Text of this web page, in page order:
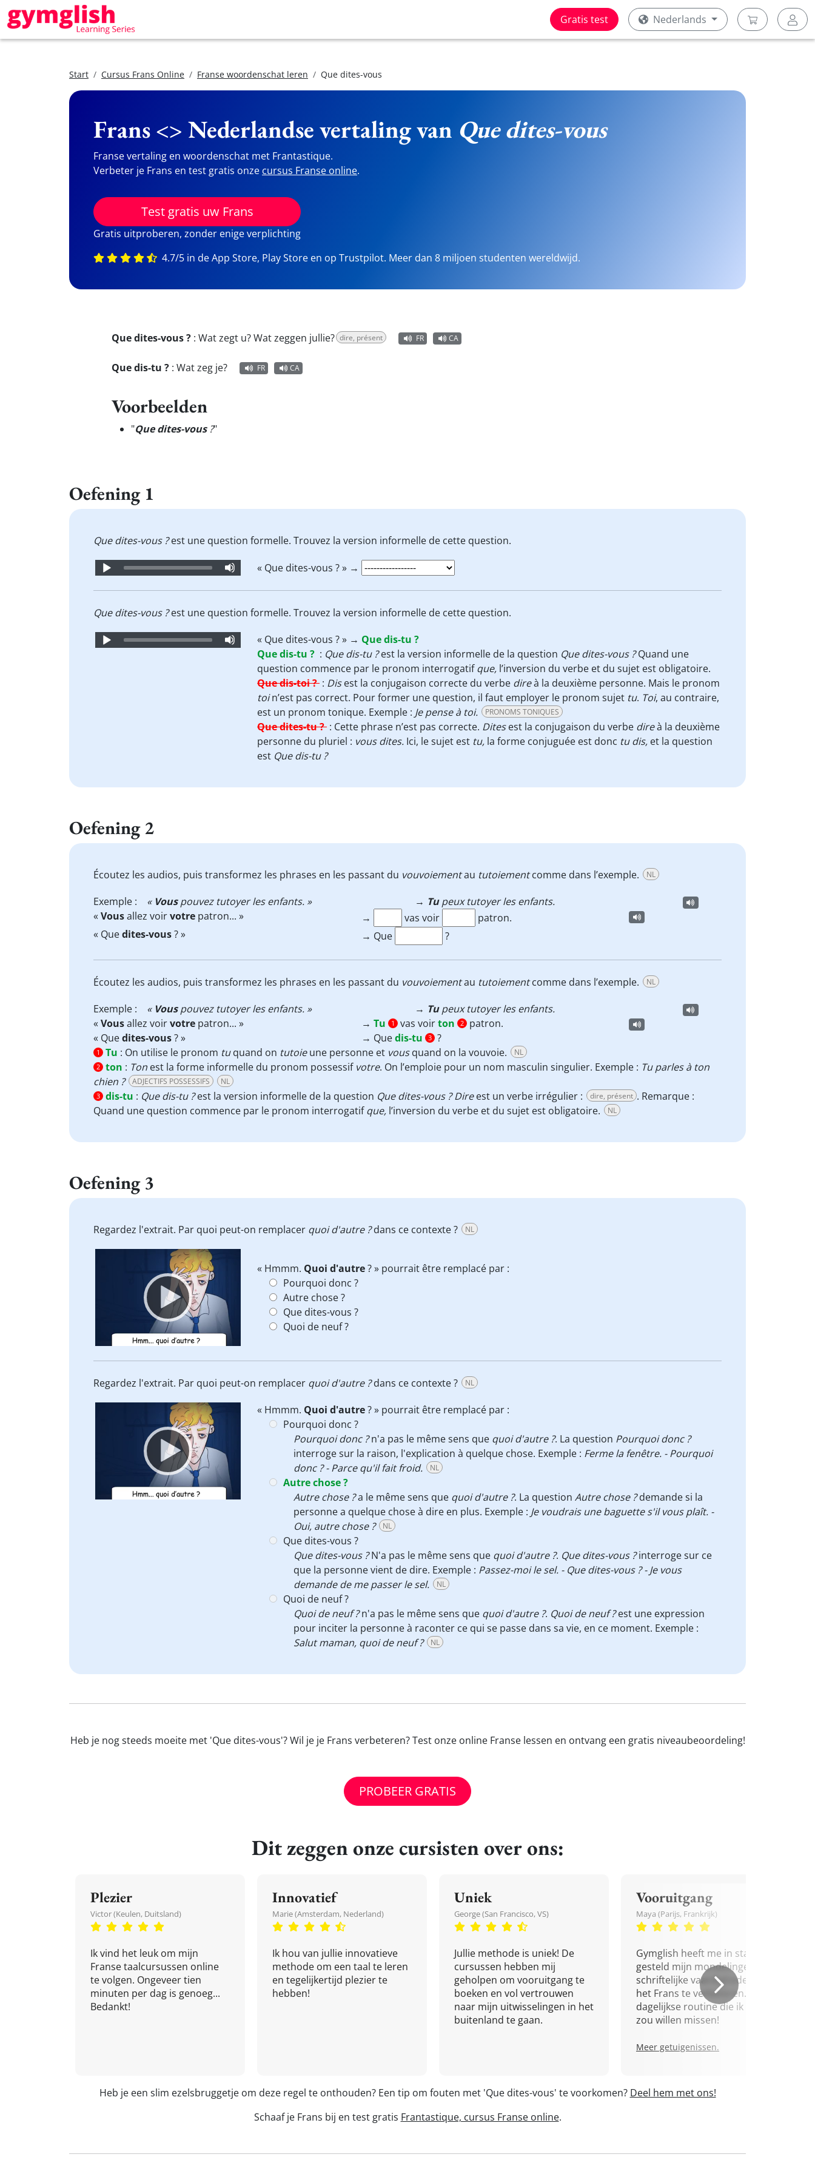
Gratis test Nederlands
Start Cursus Frans Online Franse woordenschat leren Que dites-vous
Frans <> Nederlandse vertaling van Que dites-vous
Franse vertaling en woordenschat met Frantastique.
Verbeter je Frans en test gratis onze cursus Franse online.
Test gratis uw Frans
Gratis uitproberen, zonder enige verplichting
4.7/5 in de App Store, Play Store en op Trustpilot. Meer dan 8 miljoen studenten wereldwijd.
Que dites-vous ? : Wat zegt u? Wat zeggen jullie? dire, présent FR CA
Que dis-tu ? : Wat zeg je? FR CA
Voorbeelden
"Que dites-vous?"
Oefening 1
Que dites-vous ?est une question formelle. Trouvez la version informelle de cette question.
Audio
« Que dites-vous ? » →
Que dites-vous ?est une question formelle. Trouvez la version informelle de cette question.
Audio
« Que dites-vous ? » → Que dis-tu ?
Que dis-tu ? : Que dis-tu ?est la version informelle de la question Que dites-vous ?Quand une
question commence par le pronom interrogatifque, l’inversion du verbe et du sujet est obligatoire.
Que dis-toi ? : Disest la conjugaison correcte du verbe direà la deuxième personne. Mais le pronom
toin’est pas correct. Pour former une question, il faut employer le pronom sujet tu. Toi, au contraire,
est un pronom tonique. Exemple : Je pense à toi. PRONOMS TONIQUES
Que dites-tu ? : Cette phrase n’est pas correcte. Ditesest la conjugaison du verbe direà la deuxième
personne du pluriel : vous dites. Ici, le sujet est tu, la forme conjuguée est donc tu dis, et la question
est Que dis-tu ?
Oefening 2
Écoutez les audios, puis transformez les phrases en les passant du vouvoiementau tutoiementcomme dans l’exemple. NL
Exemple : « Vouspouvez tutoyer les enfants. » → Tupeux tutoyer les enfants.
«Vousallez voirvotre patron... » → vas voir
patron.
« Quedites-vous? » → Que ?
Écoutez les audios, puis transformez les phrases en les passant du vouvoiementau tutoiementcomme dans l’exemple. NL
Exemple : « Vouspouvez tutoyer les enfants. » → Tupeux tutoyer les enfants.
«Vousallez voirvotre patron... » → Tu 1 vas voirton 2 patron.
« Quedites-vous? » → Quedis-tu 3 ?
1 Tu : On utilise le pronom tuquand on tutoieune personne et vousquand on la vouvoie. NL
2 ton : Ton est la forme informelle du pronom possessif votre. On l’emploie pour un nom masculin singulier. Exemple : Tu parles à ton
chien ?
ADJECTIFS POSSESSIFS NL
3 dis-tu : Que dis-tu ?est la version informelle de la question Que dites-vous ? Direest un verbe irrégulier : dire, présent . Remarque :
Quand une question commence par le pronom interrogatifque, l’inversion du verbe et du sujet est obligatoire. NL
Oefening 3
Regardez l'extrait. Par quoi peut-on remplacer quoi d'autre ?dans ce contexte ? NL
« Hmmm. Quoi d'autre? » pourrait être remplacé par :
Pourquoi donc ?
Autre chose ?
Que dites-vous ?
Quoi de neuf ?
Regardez l'extrait. Par quoi peut-on remplacer quoi d'autre ?dans ce contexte ? NL
« Hmmm. Quoi d'autre? » pourrait être remplacé par :
Pourquoi donc ?
Pourquoi donc ?n'a pas le même sens que quoi d'autre ?. La question Pourquoi donc ?
interroge sur la raison, l'explication à quelque chose. Exemple : Ferme la fenêtre. - Pourquoi
donc ? - Parce qu'il fait froid.
NL
Autre chose ?
Autre chose ?a le même sens que quoi d'autre ?. La question Autre chose ?demande si la
personne a quelque chose à dire en plus. Exemple : Je voudrais une baguette s'il vous plaît. -
Oui, autre chose ?
NL
Que dites-vous ?
Que dites-vous ?N'a pas le même sens que quoi d'autre ?. Que dites-vous ?interroge sur ce
que la personne vient de dire. Exemple : Passez-moi le sel. - Que dites-vous ? - Je vous
demande de me passer le sel.
NL
Quoi de neuf ?
Quoi de neuf ?n'a pas le même sens que quoi d'autre ?. Quoi de neuf ?est une expression
pour inciter la personne à raconter ce qui se passe dans sa vie, en ce moment. Exemple :
Salut maman, quoi de neuf ?
NL
Heb je nog steeds moeite met 'Que dites-vous'? Wil je je Frans verbeteren? Test onze online Franse lessen en ontvang een gratis niveaubeoordeling!
PROBEER GRATIS
Dit zeggen onze cursisten over ons:
Plezier
Victor (Keulen, Duitsland)
Ik vind het leuk om mijn
Franse taalcursussen online
te volgen. Ongeveer tien
minuten per dag is genoeg...
Bedankt!
Innovatief
Marie (Amsterdam, Nederland)
Ik hou van jullie innovatieve
methode om een taal te leren
en tegelijkertijd plezier te
hebben!
Uniek
George (San Francisco, VS)
Jullie methode is uniek! De
cursussen hebben mij
geholpen om vooruitgang te
boeken en vol vertrouwen
naar mijn uitwisselingen in het
buitenland te gaan.
Vooruitgang
Maya (Parijs, Frankrijk)
Gymglish heeft me in staat
gesteld mijn mondelinge en
schriftelijke vaardigheden in
het Frans te verbeteren. Een
dagelijkse routine die ik niet
zou willen missen!
Meer getuigenissen.
Heb je een slim ezelsbruggetje om deze regel te onthouden? Een tip om fouten met 'Que dites-vous' te voorkomen? Deel hem met ons!
Schaaf je Frans bij en test gratis Frantastique, cursus Franse online.